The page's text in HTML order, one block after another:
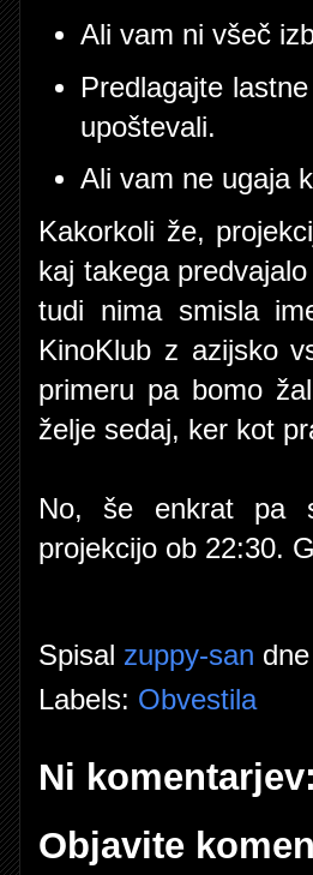
Ali vam ni všeč
Predlagajte
upoštevali.
Ali vam ne ugaja
Kakorkoli že,
kaj takega
tudi nima smisla
KinoKlub z azijsko
primeru pa bomo
želje sedaj, ker kot
No, še enkrat pa
projekcijo ob 22:30.
Spisal zuppy-san dne
Labels: Obvestila
Ni komentarjev:
Objavite